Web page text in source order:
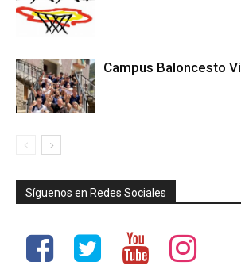
Campus Baloncesto
Síguenos en Redes Sociales